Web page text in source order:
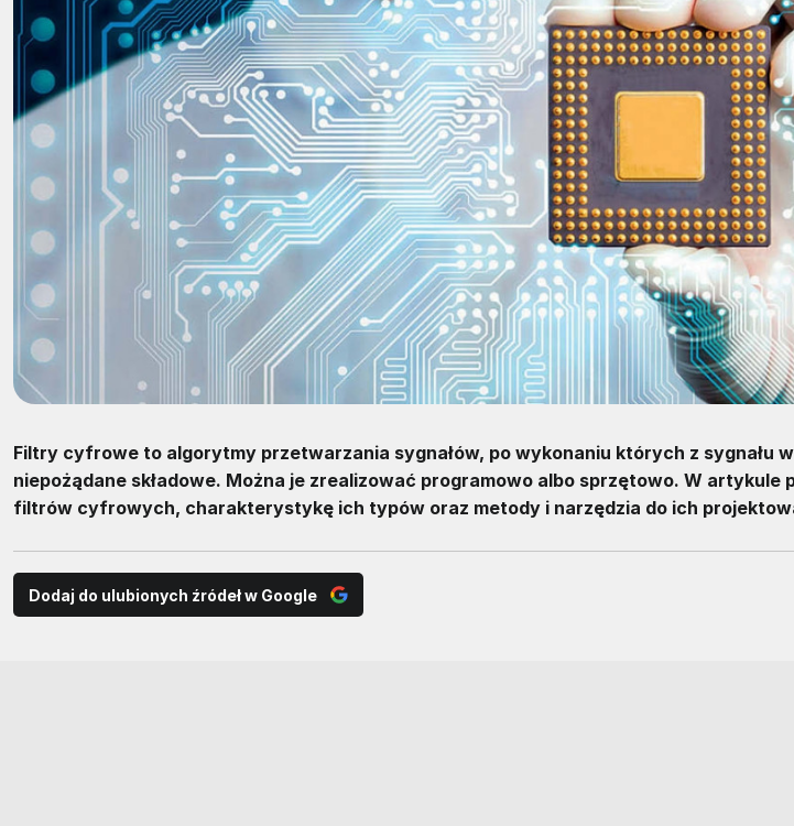
Filtry cyfrowe to algorytmy przetwarzania sygnałów, po wykonaniu których z sygnału
niepożądane składowe. Można je zrealizować programowo albo sprzętowo. W
filtrów cyfrowych, charakterystykę ich typów oraz metody i narzędzia do ich
Dodaj do ulubionych źródeł w Google